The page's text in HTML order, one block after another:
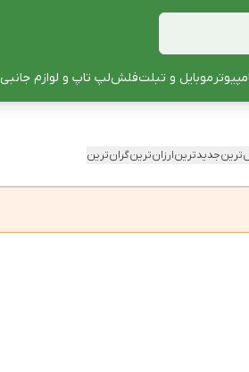
موبایل و تبلتفلشلپ تاپ و لوازم جانبی
جدیدترینارزان‌ترینگران‌ترین